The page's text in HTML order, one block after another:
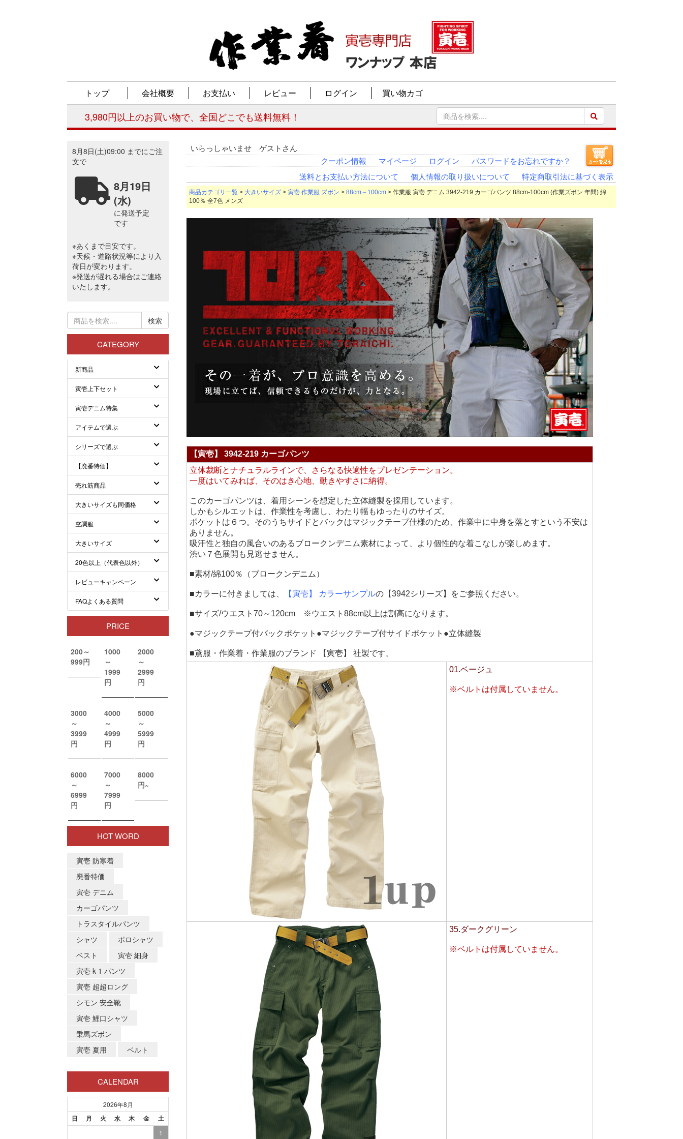
いらっしゃいませ ゲストさん
クーポン情報
マイページ ログイン
パスワードをお忘れですか？
送料とお支払い方法について
個人情報の取り扱いについて 特定商取引法に基づく表示
商品カテゴリ一覧 > 大きいサイズ > 寅壱 作業服 ズボン > 88cm～100cm > 作業服 寅壱 デニム 3942-219 カーゴパンツ 88cm-100cm (作業ズボン 年間) 綿
100％ 全7色 メンズ
【寅壱】 3942-219 カーゴパンツ
立体裁断とナチュラルラインで、さらなる快適性をプレゼンテーション。
一度はいてみれば、そのはき心地、動きやすさに納得。
このカーゴパンツは、着用シーンを想定した立体縫製を採用しています。
しかもシルエットは、作業性を考慮し、わたり幅もゆったりのサイズ。
ポケットは６つ。そのうちサイドとバックはマジックテープ仕様のため、作業中に中身を落とすという不安は
ありません。
吸汗性と独自の風合いのあるブロークンデニム素材によって、より個性的な着こなしが楽しめます。
渋い７色展開も見逃せません。
■素材/綿100％（ブロークンデニム）
■カラーに付きましては、 【寅壱】 カラーサンプルの【3942シリーズ】をご参照ください。
■サイズ/ウエスト70～120cm ※ウエスト88cm以上は割高になります。
●マジックテープ付バックポケット●マジックテープ付サイドポケット●立体縫製
■鳶服・作業着・作業服のブランド 【寅壱】 社製です。
01.ベージュ
※ベルトは付属していません。
35.ダークグリーン
※ベルトは付属していません。